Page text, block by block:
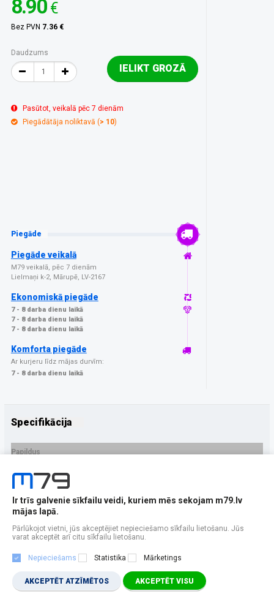
8.90 €
Bez PVN 7.36 €
Daudzums
IELIKT GROZĀ
Pasūtot, veikalā pēc 7 dienām
Piegādātāja noliktavā (> 10)
Piegāde
Piegāde veikalā
M79 veikalā, pēc 7 dienām
Lielmaņi k-2, Mārupē, LV-2167
Ekonomiskā piegāde
7 - 8 darba dienu laikā
7 - 8 darba dienu laikā
7 - 8 darba dienu laikā
Komforta piegāde
Ar kurjeru līdz mājas durvīm:
7 - 8 darba dienu laikā
Specifikācija
Papildus
Ražotājs
PRECES APRAKSTS
EAN - 5903108542494
Ir trīs galvenie sīkfailu veidi, kuriem mēs sekojam m79.lv
mājas lapā.
Pārlūkojot vietni, jūs akceptējiet nepieciešamo sīkfailu lietošanu. Jūs
varat akceptēt arī citu sīkfailu lietošanu.
Nepieciešams Statistika Mārketings
AKCEPTĒT ATZĪMĒTOS AKCEPTĒT VISU